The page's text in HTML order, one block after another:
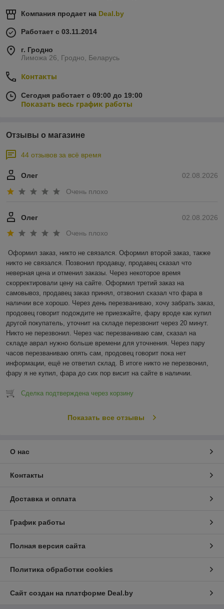
Компания продает на Deal.by
Работает с 03.11.2014
г. Гродно
Лиможа 26, Гродно, Беларусь
Контакты
Сегодня работает с 09:00 до 19:00
Показать весь график работы
Отзывы о магазине
44 отзывов за всё время
02.08.2026
Олег
Очень плохо
02.08.2026
Олег
Очень плохо
Оформил заказ, никто не связался. Оформил второй заказ, также
никто не связался. Позвонил продавцу, продавец сказал что
неверная цена и отменил заказы. Через некоторое время
скорректировали цену на сайте. Оформил третий заказ на
самовывоз, продавец заказ принял, отзвонил сказал что фара в
наличии все хорошо. Через день перезваниваю, хочу забрать заказ,
продовец говорит подождите не приезжайте, фару вроде как купил
другой покупатель, уточнит на складе перезвонит через 20 минут.
Никто не перезвонил. Через час перезваниваю сам, сказал на
складе аврал нужно больше времени для уточнения. Через пару
часов перезваниваю опять сам, продовец говорит пока нет
информации, ещё не ответил склад. В итоге никто не перезвонил,
фару я не купил, фара до сих пор висит на сайте в наличии.
Сделка подтверждена через корзину
Показать все отзывы
О нас
Контакты
Доставка и оплата
График работы
Полная версия сайта
Политика обработки cookies
Сайт создан на платформе Deal.by